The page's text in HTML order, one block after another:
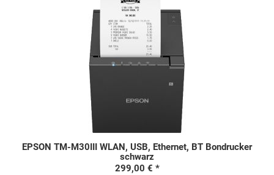
EPSON TM-M30III WLAN, USB, Ethernet, BT Bondrucker
schwarz
299,00 €